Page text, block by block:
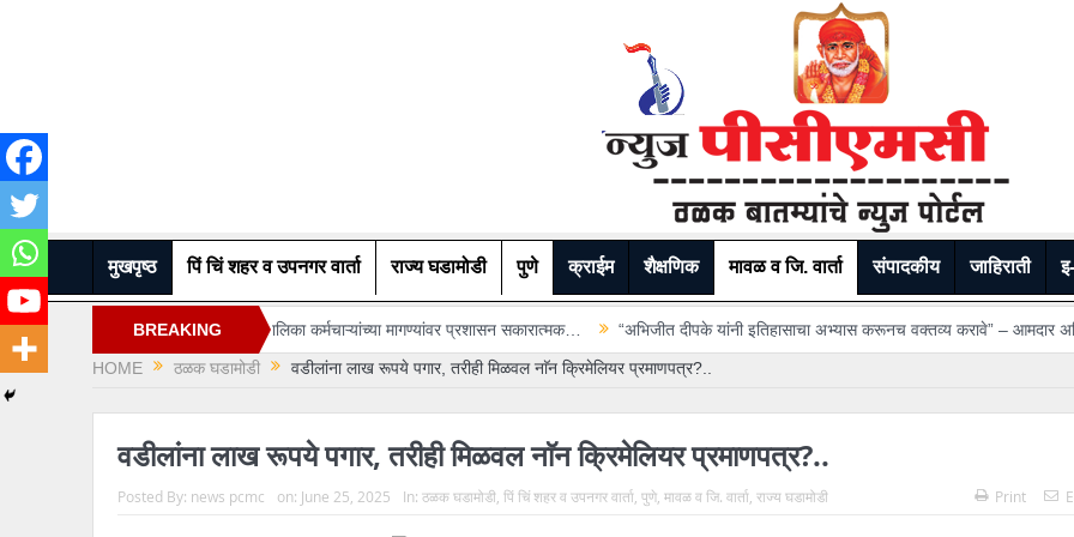
मुखपृष्ठ पिं चिं शहर व उपनगर वार्ता राज्य घडामोडी पुणे क्राईम शैक्षणिक मावळ व जि. वार्ता संपादकीय जाहिराती
BREAKING
NEWS
करा.. महापालिका कर्मचाऱ्यांच्या मागण्यांवर प्रशासन सकारात्मक… “अभिजीत दीपके यांनी इतिहासाचा अभ्यास करूनच वक्तव्य करावे” – आमदार अमित गोरखे… थेरगाव
HOME
ठळक घडामोडी वडीलांना लाख रूपये पगार, तरीही मिळवल नाॅन क्रिमेलियर प्रमाणपत्र?..
वडीलांना लाख रूपये पगार, तरीही मिळवल नाॅन क्रिमेलियर प्रमाणपत्र?..
Posted By: news pcmc on: June 25, 2025 In: ठळक घडामोडी, पिं चिं शहर व उपनगर वार्ता, पुणे, मावळ व जि. वार्ता, राज्य घडामोडी Print